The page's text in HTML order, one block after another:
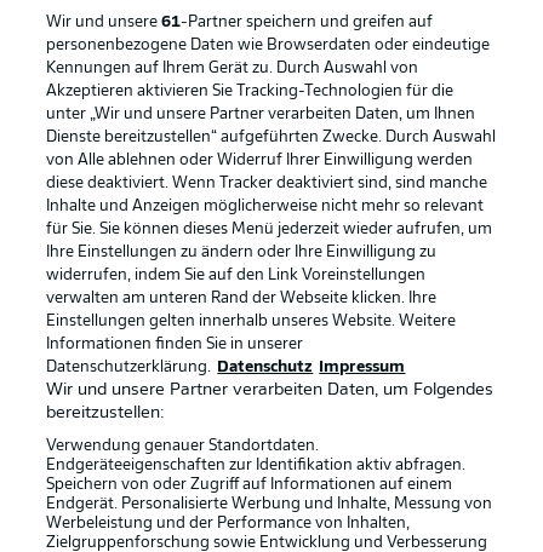
Rechtliche Hinweise Voreinstellungen verwalten
Datenschutz Nutzungsbedingungen
Broadcaster Kontakt
Jobs Impressum
Partner Spieler
Liveticker
Wir und unsere61-Partner speichern und greifen auf
personenbezogene Daten wie Browserdaten oder eindeutige
Kennungen auf Ihrem Gerät zu. Durch Auswahl von
Akzeptieren aktivieren Sie Tracking-Technologien für die
unter „Wir und unsere Partner verarbeiten Daten, um Ihnen
Dienste bereitzustellen“ aufgeführten Zwecke. Durch Auswahl
von Alle ablehnen oder Widerruf Ihrer Einwilligung werden
diese deaktiviert. Wenn Tracker deaktiviert sind, sind manche
Inhalte und Anzeigen möglicherweise nicht mehr so relevant
für Sie. Sie können dieses Menü jederzeit wieder aufrufen, um
Ihre Einstellungen zu ändern oder Ihre Einwilligung zu
widerrufen, indem Sie auf den Link Voreinstellungen
verwalten am unteren Rand der Webseite klicken. Ihre
Einstellungen gelten innerhalb unseres Website. Weitere
Informationen finden Sie in unserer
Datenschutzerklärung.
Datenschutz Impressum
Wir und unsere Partner verarbeiten Daten, um Folgendes
bereitzustellen:
Verwendung genauer Standortdaten.
Endgeräteeigenschaften zur Identifikation aktiv abfragen.
Speichern von oder Zugriff auf Informationen auf einem
Endgerät. Personalisierte Werbung und Inhalte, Messung von
Werbeleistung und der Performance von Inhalten,
Zielgruppenforschung sowie Entwicklung und Verbesserung